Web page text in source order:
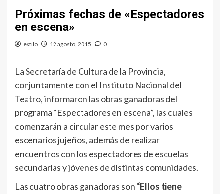
Próximas fechas de «Espectadores
en escena»
estilo 12 agosto, 2015 0
La Secretaría de Cultura de la Provincia,
conjuntamente con el Instituto Nacional del
Teatro, informaron las obras ganadoras del
programa “Espectadores en escena”, las cuales
comenzarán a circular este mes por varios
escenarios jujeños, además de realizar
encuentros con los espectadores de escuelas
secundarias y jóvenes de distintas comunidades.
Las cuatro obras ganadoras son “Ellos tiene